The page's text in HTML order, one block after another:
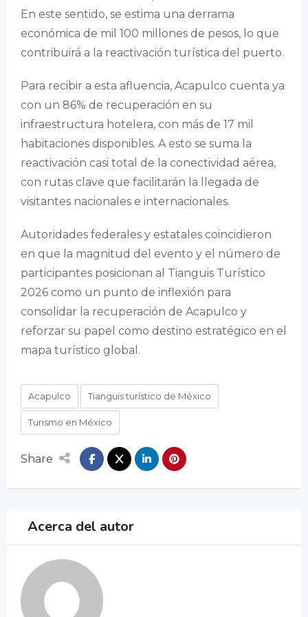
En este sentido, se estima una derrama
económica de mil 100 millones de pesos, lo que
contribuirá a la reactivación turística del puerto.
Para recibir a esta afluencia, Acapulco cuenta ya
con un 86% de recuperación en su
infraestructura hotelera, con más de 17 mil
habitaciones disponibles. A esto se suma la
reactivación casi total de la conectividad aérea,
con rutas clave que facilitarán la llegada de
visitantes nacionales e internacionales.
Autoridades federales y estatales coincidieron
en que la magnitud del evento y el número de
participantes posicionan al Tianguis Turístico
2026 como un punto de inflexión para
consolidar la recuperación de Acapulco y
reforzar su papel como destino estratégico en el
mapa turístico global.
Acapulco Tianguis turístico de México
Turismo en México
Share
Acerca del autor